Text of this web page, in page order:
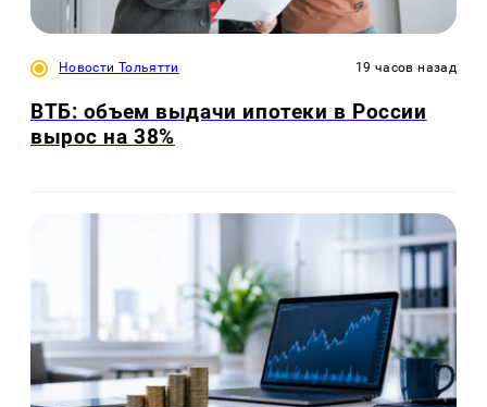
Новости Тольятти 19 часов назад
ВТБ: объем выдачи ипотеки в России
вырос на 38%